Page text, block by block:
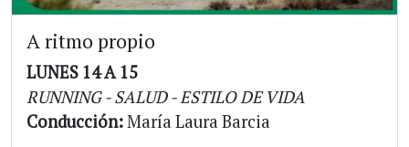
A ritmo propio
LUNES 14 A 15
RUNNING - SALUD - ESTILO DE VIDA
Conducción:María Laura Barcia